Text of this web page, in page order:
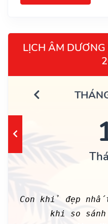
LỊCH ÂM
Con khỉ đẹp
khi so